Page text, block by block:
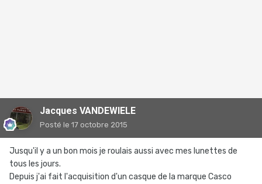
Jacques VANDEWIELE
Posté le 17 octobre 2015
Jusqu'il y a un bon mois je roulais aussi avec mes lunettes de
tous les jours.
Depuis j'ai fait l'acquisition d'un casque de la marque Casco